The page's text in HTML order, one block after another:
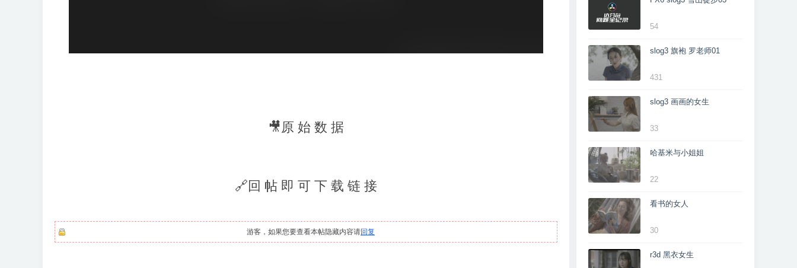
🎥原 始 数 据
🔗回 帖 即 可 下 载 链 接
游客，如果您要查看本帖隐藏内容请回复
54
slog3 旗袍 罗老师01
431
slog3 画画的女生
33
哈基米与小姐姐
22
看书的女人
30
r3d 黑衣女生